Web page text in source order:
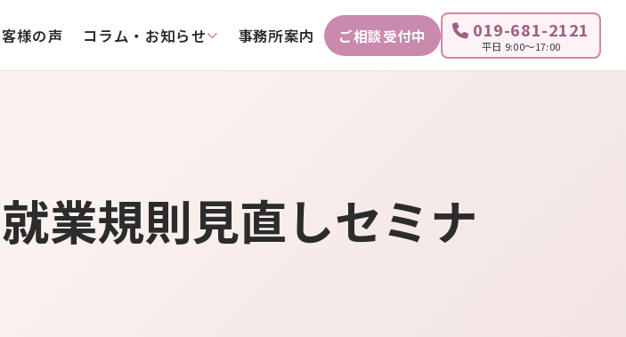
様の声 コラム・お知らせ 事務所案内 ご相談受付中 019-681-2121
平日 9:00～17:00
業規則見直しセミナ